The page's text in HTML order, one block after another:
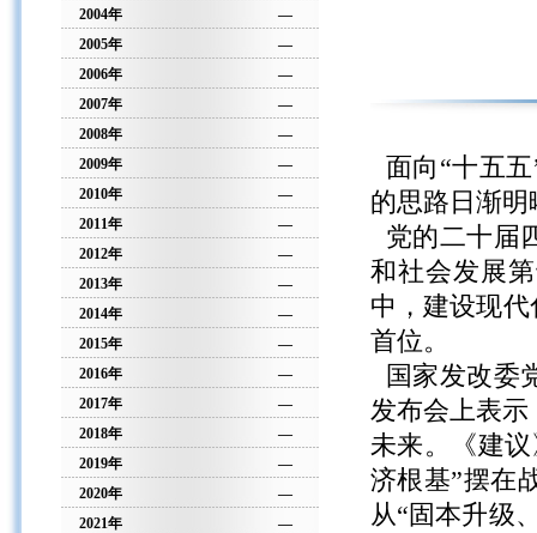
2004年
—
2005年
—
2006年
—
2007年
—
2008年
—
2009年
—
2010年
—
2011年
—
2012年
—
2013年
—
2014年
—
2015年
—
2016年
—
2017年
—
2018年
—
2019年
—
2020年
—
2021年
—
面向“十五
的思路日渐明
党的二十届
和社会发展
中，建设现
首位。
国家发改委
发布会上表
未来。《建
济根基”摆在
从“固本升级